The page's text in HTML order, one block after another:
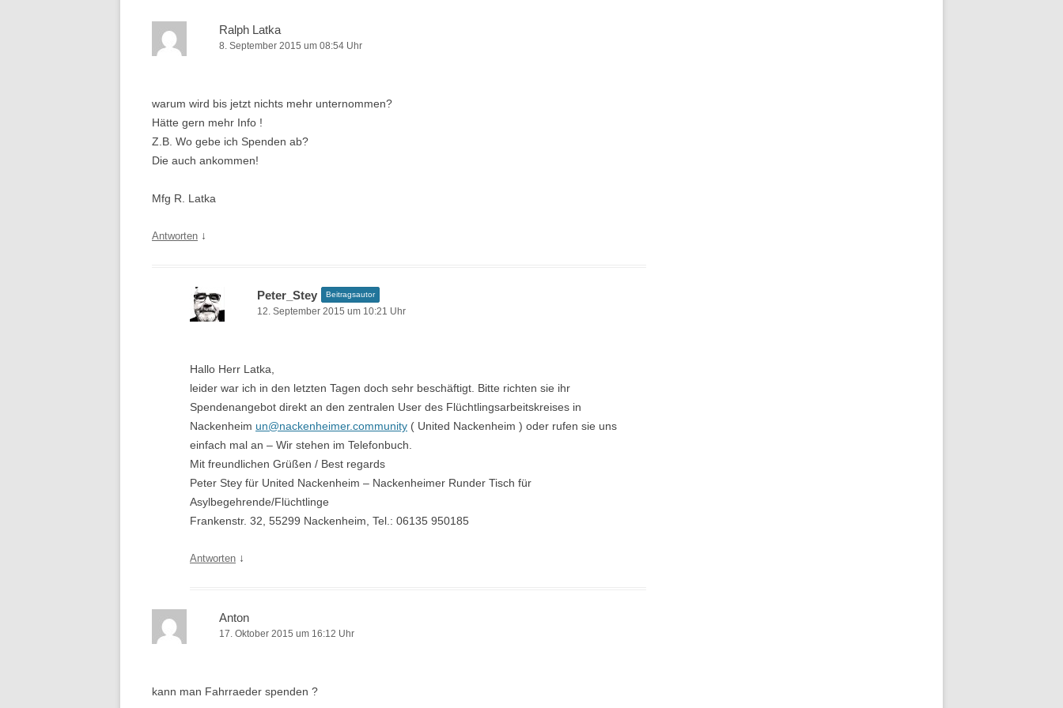
Ralph Latka
8. September 2015 um 08:54 Uhr
warum wird bis jetzt nichts mehr unternommen?
Hätte gern mehr Info !
Z.B. Wo gebe ich Spenden ab?
Die auch ankommen!
Mfg R. Latka
Antworten ↓
Peter_Stey Beitragsautor
12. September 2015 um 10:21 Uhr
Hallo Herr Latka,
leider war ich in den letzten Tagen doch sehr beschäftigt. Bitte richten sie ihr
Spendenangebot direkt an den zentralen User des Flüchtlingsarbeitskreises in
Nackenheim un@nackenheimer.community ( United Nackenheim ) oder rufen sie uns
einfach mal an – Wir stehen im Telefonbuch.
Mit freundlichen Grüßen / Best regards
Peter Stey für United Nackenheim – Nackenheimer Runder Tisch für
Asylbegehrende/Flüchtlinge
Frankenstr. 32, 55299 Nackenheim, Tel.: 06135 950185
Antworten ↓
Anton
17. Oktober 2015 um 16:12 Uhr
kann man Fahrraeder spenden ?